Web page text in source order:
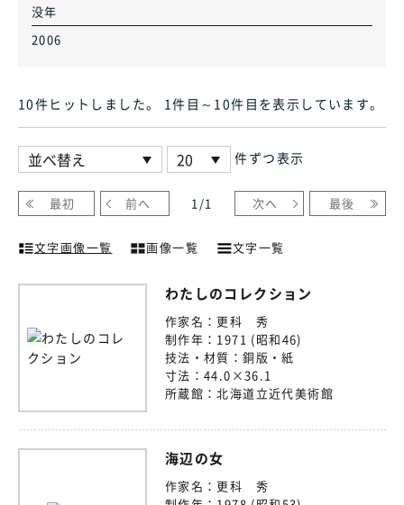
没年
2006
10件ヒット しました。 1件目～10件目 を表示しています。
件ずつ表示
最初 前へ 1 /1 次へ 最後
文字画像一覧 画像一覧 文字一覧
わたしのコレクション
作家名： 更科 秀
制作年： 1971 (昭和46)
技法・材質：銅版・紙
寸法： 44.0×36.1
所蔵館：北海道立近代美術館
海辺の女
作家名： 更科 秀